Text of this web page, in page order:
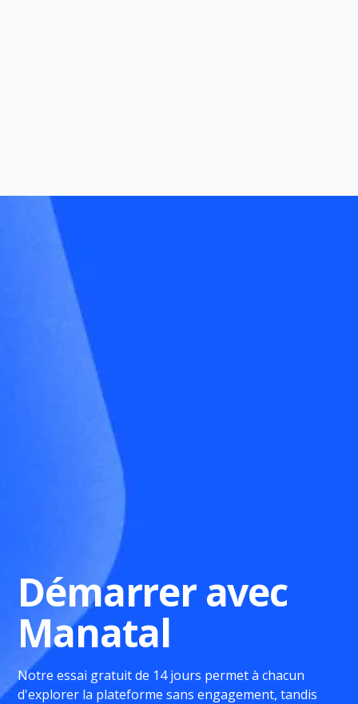
Démarrer avec
Manatal
Notre essai gratuit de 14 jours permet à chacun
d'explorer la plateforme sans engagement, tandis